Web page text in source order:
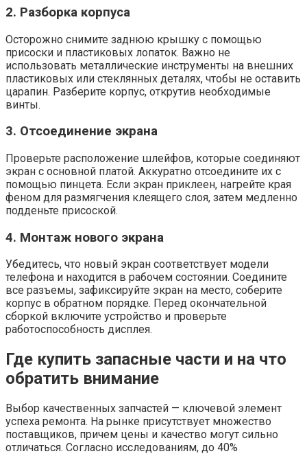
2. Разборка корпуса
Осторожно снимите заднюю крышку с помощью
присоски и пластиковых лопаток. Важно не
использовать металлические инструменты на внешних
пластиковых или стеклянных деталях, чтобы не оставить
царапин. Разберите корпус, открутив необходимые
винты.
3. Отсоединение экрана
Проверьте расположение шлейфов, которые соединяют
экран с основной платой. Аккуратно отсоедините их с
помощью пинцета. Если экран приклеен, нагрейте края
феном для размягчения клеящего слоя, затем медленно
подденьте присоской.
4. Монтаж нового экрана
Убедитесь, что новый экран соответствует модели
телефона и находится в рабочем состоянии. Соедините
все разъемы, зафиксируйте экран на место, соберите
корпус в обратном порядке. Перед окончательной
сборкой включите устройство и проверьте
работоспособность дисплея.
Где купить запасные части и на что
обратить внимание
Выбор качественных запчастей — ключевой элемент
успеха ремонта. На рынке присутствует множество
поставщиков, причем цены и качество могут сильно
отличаться. Согласно исследованиям, до 40%